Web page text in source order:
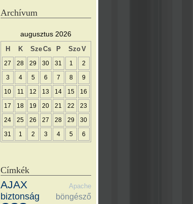
Archívum
augusztus 2026
H K SzeCs P SzoV
27 28 29 30 31 1 2
3 4 5 6 7 8 9
10 11 12 13 14 15 16
17 18 19 20 21 22 23
24 25 26 27 28 29 30
31 1 2 3 4 5 6
Címkék
AJAX Apache
biztonság böngésző